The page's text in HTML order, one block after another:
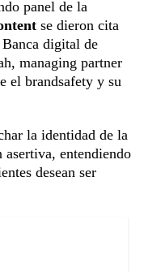
panel de la
se dieron cita
digital de
managing partner
el brandsafety y su
la identidad de la
asertiva, entendiendo
desean ser